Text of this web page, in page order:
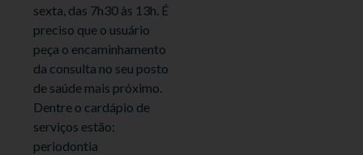
sexta, das 7h30 às 13h. É
preciso que o usuário
peça o encaminhamento
da consulta no seu posto
de saúde mais próximo.
Dentre o cardápio de
serviços estão:
periodontia